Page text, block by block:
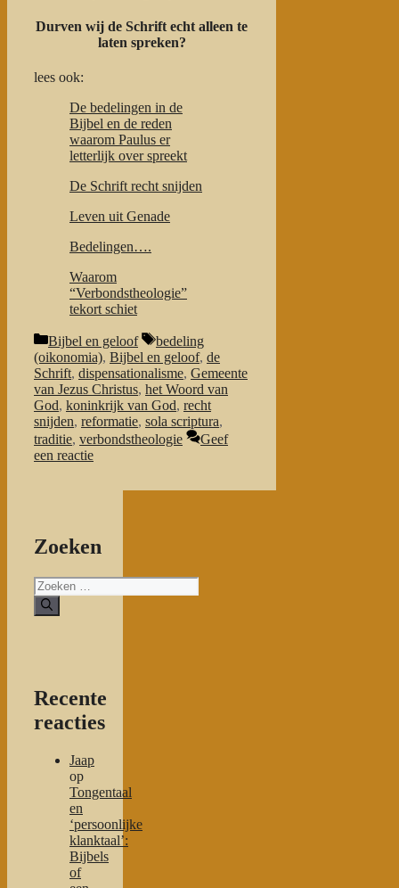
Durven wij de Schrift echt alleen te
laten spreken?
lees ook:
De bedelingen in de
Bijbel en de reden
waarom Paulus er
letterlijk over spreekt
De Schrift recht snijden
Leven uit Genade
Bedelingen….
Waarom
“Verbondstheologie”
tekort schiet
Categorieën
Bijbel en geloof Tags
bedeling
(oikonomia), Bijbel en geloof, de
Schrift, dispensationalisme, Gemeente
van Jezus Christus, het Woord van
God, koninkrijk van God, recht
snijden, reformatie, sola scriptura,
traditie, verbondstheologie
Geef
een reactie
Zoeken
Zoeken
naar:
Recente
reacties
Jaap
op
Tongentaal
en
‘persoonlijke
klanktaal’:
Bijbels
of